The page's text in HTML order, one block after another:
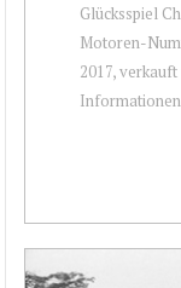
Glücksspiel
Motoren-
2017,